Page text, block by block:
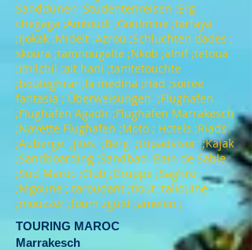
Sanddünen ;Studentenreisen ;Erg
chegaga ;Amtoudi ;Goulmine ;tarfaya
;ijokak ;Midelt ;Azrou ;Schluchten dades ;
skoura ;tamnougalte ;Nkob ;alnif ;tetoua
;imilchil ;ait hani ;tamtetouchte
;bouteghrar ;la medina ;riad ;soiree
fantasia ; Überweisungen ;Flughafen
;Flughafen Agadir ;Flughafen Marrakesch
;Navette Flughafen ;Moto ; Hotels ;Riads
;Auberge ;jites ;Berg ;tripadvisor ;Kajak
;Sandboarding ;Sandbad ;Bain de Sable
;Sud Maroc ;Club ;Gruppe ;Saghro
;Mgoune ; taroudant ;tiout ;taliouine
;mouzzer ;foum zguid ;amelen ;
TOURING MAROC
Marrakesch